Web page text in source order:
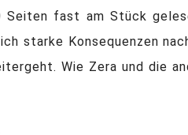
Seiten fast am Stück
starke Konsequenzen
Wie Zera und die